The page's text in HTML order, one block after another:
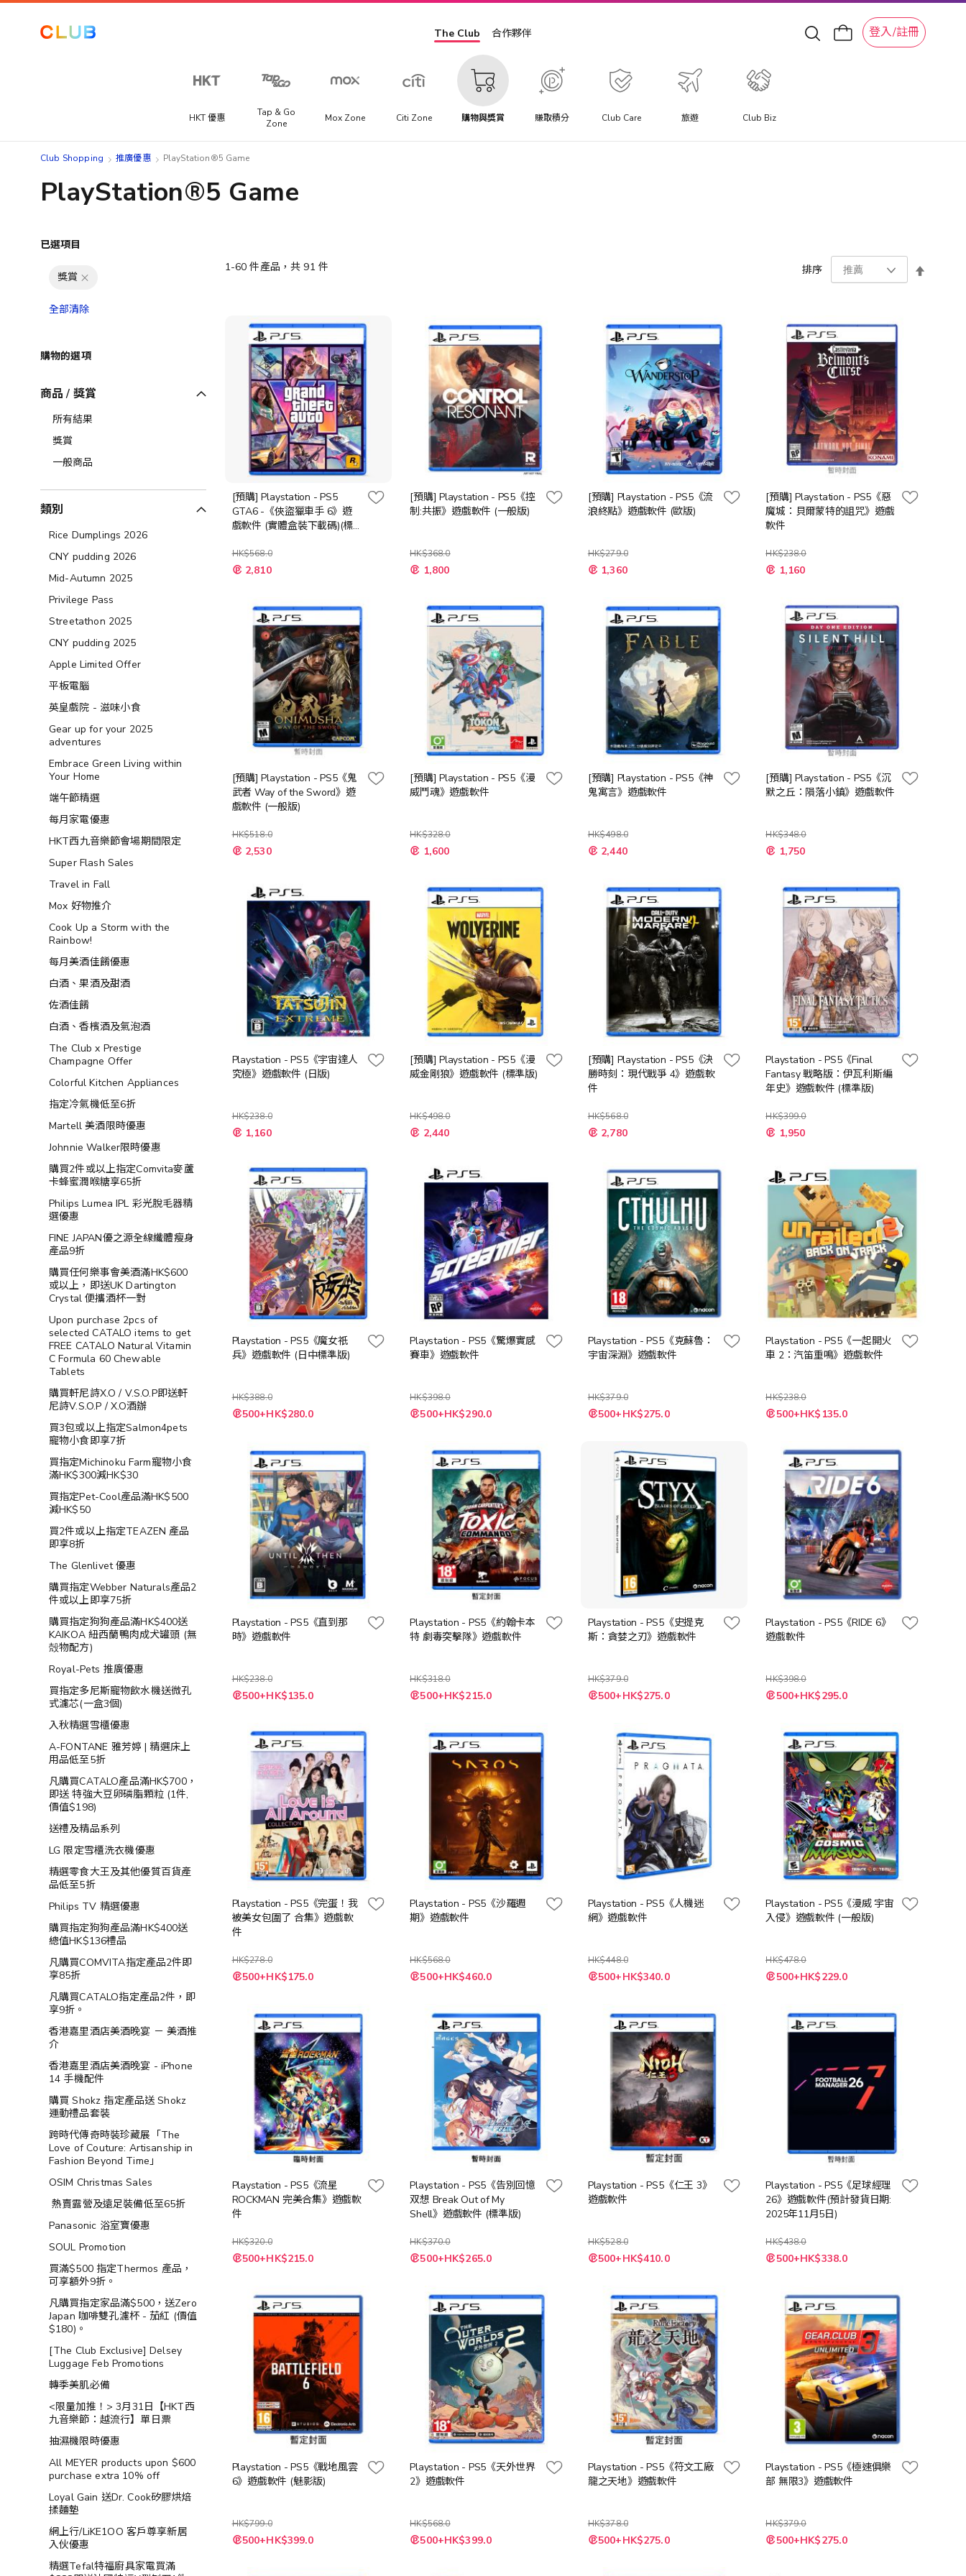
The Club 合作夥伴 登入/註冊
HKT 優惠
Tap & Go
Zone
Mox Zone Citi Zone 購物與獎賞 賺取積分 Club Care 旅遊 Club Biz
Club Shopping 推廣優惠 PlayStation®5 Game
PlayStation®5 Game
1-60 件產品，共 91 件 排序
[預購] Playstation - PS5
GTA6 -《俠盜獵車手 6》遊
戲軟件 (實體盒裝下載碼)(標
HK$568.0
特
殊 2,810
[預購] Playstation - PS5《控
制:共振》遊戲軟件 (一般版)
HK$368.0
特
殊 1,800
[預購] Playstation - PS5《流
浪終點》遊戲軟件 (歐版)
HK$279.0
特
殊 1,360
[預購] Playstation - PS5《惡
魔城：貝爾蒙特的詛咒》遊戲
軟件
HK$238.0
特
殊 1,160
[預購] Playstation - PS5《鬼
武者 Way of the Sword》遊
戲軟件 (一般版)
HK$518.0
特
殊 2,530
[預購] Playstation - PS5《漫
威鬥魂》遊戲軟件
HK$328.0
特
殊 1,600
[預購] Playstation - PS5《神
鬼寓言》遊戲軟件
HK$498.0
特
殊 2,440
[預購] Playstation - PS5《沉
默之丘：隕落小鎮》遊戲軟件
HK$348.0
特
殊 1,750
Playstation - PS5《宇宙達人
究極》遊戲軟件 (日版)
HK$238.0
特
殊 1,160
[預購] Playstation - PS5《漫
威金剛狼》遊戲軟件 (標準版)
HK$498.0
特
殊 2,440
[預購] Playstation - PS5《決
勝時刻：現代戰爭 4》遊戲軟
件
HK$568.0
特
殊 2,780
Playstation - PS5《Final
Fantasy 戰略版：伊瓦利斯編
年史》遊戲軟件 (標準版)
HK$399.0
特
殊 1,950
Playstation - PS5《魔女祇
兵》遊戲軟件 (日中標準版)
HK$388.0
特
殊 500+HK$280.0
Playstation - PS5《驚爆實感
賽車》遊戲軟件
HK$398.0
特
殊 500+HK$290.0
Playstation - PS5《克蘇魯：
宇宙深淵》遊戲軟件
HK$379.0
特
殊 500+HK$275.0
Playstation - PS5《一起開火
車 2：汽笛重鳴》遊戲軟件
HK$238.0
特
殊 500+HK$135.0
Playstation - PS5《直到那
時》遊戲軟件
HK$238.0
特
殊 500+HK$135.0
Playstation - PS5《約翰卡本
特 劇毒突擊隊》遊戲軟件
HK$318.0
特
殊 500+HK$215.0
Playstation - PS5《史提克
斯：貪婪之刃》遊戲軟件
HK$379.0
特
殊 500+HK$275.0
Playstation - PS5《RIDE 6》
遊戲軟件
HK$398.0
特
殊 500+HK$295.0
Playstation - PS5《完蛋！我
被美女包圍了 合集》遊戲軟
件
HK$278.0
特
殊 500+HK$175.0
Playstation - PS5《沙羅週
期》遊戲軟件
HK$568.0
特
殊 500+HK$460.0
Playstation - PS5《人機迷
網》遊戲軟件
HK$448.0
特
殊 500+HK$340.0
Playstation - PS5《漫威 宇宙
入侵》遊戲軟件 (一般版)
HK$478.0
特
殊 500+HK$229.0
Playstation - PS5《流星
ROCKMAN 完美合集》遊戲軟
件
HK$320.0
特
殊 500+HK$215.0
Playstation - PS5《告別回憶
双想 Break Out of My
Shell》遊戲軟件 (標準版)
HK$370.0
特
殊 500+HK$265.0
Playstation - PS5《仁王 3》
遊戲軟件
HK$528.0
特
殊 500+HK$410.0
Playstation - PS5《足球經理
26》遊戲軟件(預計發貨日期:
2025年11月5日)
HK$438.0
特
殊 500+HK$338.0
Playstation - PS5《戰地風雲
6》遊戲軟件 (魅影版)
HK$799.0
特
殊 500+HK$399.0
Playstation - PS5《天外世界
2》遊戲軟件
HK$568.0
特
殊 500+HK$399.0
Playstation - PS5《符文工廠
龍之天地》遊戲軟件
HK$378.0
特
殊 500+HK$275.0
Playstation - PS5《極速俱樂
部 無限3》遊戲軟件
HK$379.0
特
殊 500+HK$275.0
已選項目
獎賞
全部清除
購物的選項
商品 / 獎賞
所有結果
獎賞
一般商品
類別
Rice Dumplings 2026
CNY pudding 2026
Mid-Autumn 2025
Privilege Pass
Streetathon 2025
CNY pudding 2025
Apple Limited Offer
平板電腦
英皇戲院 - 滋味小食
Gear up for your 2025
adventures
Embrace Green Living within
Your Home
端午節精選
每月家電優惠
HKT西九音樂節會場期間限定
Super Flash Sales
Travel in Fall
Mox 好物推介
Cook Up a Storm with the
Rainbow!
每月美酒佳餚優惠
白酒、果酒及甜酒
佐酒佳餚
白酒、香檳酒及氣泡酒
The Club x Prestige
Champagne Offer
Colorful Kitchen Appliances
指定冷氣機低至6折
Martell 美酒限時優惠
Johnnie Walker限時優惠
購買2件或以上指定Comvita麥蘆
卡蜂蜜潤喉糖享65折
Philips Lumea IPL 彩光脫毛器精
選優惠
FINE JAPAN優之源全線纖體瘦身
產品9折
購買任何樂事會美酒滿HK$600
或以上，即送UK Dartington
Crystal 便攜酒杯一對
Upon purchase 2pcs of
selected CATALO items to get
FREE CATALO Natural Vitamin
C Formula 60 Chewable
Tablets
購買軒尼詩X.O / V.S.O.P即送軒
尼詩V.S.O.P / X.O酒辦
買3包或以上指定Salmon4pets
寵物小食即享7折
買指定Michinoku Farm寵物小食
滿HK$300減HK$30
買指定Pet-Cool產品滿HK$500
減HK$50
買2件或以上指定TEAZEN 產品
即享8折
The Glenlivet 優惠
購買指定Webber Naturals產品2
件或以上即享75折
購買指定狗狗產品滿HK$400送
KAIKOA 紐西蘭鴨肉成犬罐頭 (無
殻物配方)
Royal-Pets 推廣優惠
買指定多尼斯寵物飲水機送微孔
式濾芯(一盒3個)
入秋精選雪櫃優惠
A-FONTANE 雅芳婷 | 精選床上
用品低至5折
凡購買CATALO產品滿HK$700，
即送 特強大豆卵磷脂顆粒 (1件,
價值$198)
送禮及精品系列
LG 限定雪櫃洗衣機優惠
精選零食大王及其他優質百貨產
品低至5折
Philips TV 精選優惠
購買指定狗狗產品滿HK$400送
總值HK$136禮品
凡購買COMVITA指定產品2件即
享85折
凡購買CATALO指定產品2件，即
享9折。
香港嘉里酒店美酒晚宴 － 美酒推
介
香港嘉里酒店美酒晚宴 - iPhone
14 手機配件
購買 Shokz 指定產品送 Shokz
運動禮品套裝
跨時代傳奇時裝珍藏展「The
Love of Couture: Artisanship in
Fashion Beyond Time」
OSIM Christmas Sales
熱賣露營及遠足裝備低至65折
Panasonic 浴室寶優惠
SOUL Promotion
買滿$500 指定Thermos 產品，
可享額外9折。
凡購買指定家品滿$500，送Zero
Japan 咖啡雙孔濾杯 - 茄紅 (價值
$180)。
[The Club Exclusive] Delsey
Luggage Feb Promotions
轉季美肌必備
<限量加推！> 3月31日【HKT西
九音樂節：越流行】單日票
抽濕機限時優惠
All MEYER products upon $600
purchase extra 10% off
Loyal Gain 送Dr. Cook矽膠烘焙
揉麵墊
網上行/LiKE1OO 客戶尊享新居
入伙優惠
精選Tefal特福廚具家電買滿